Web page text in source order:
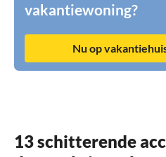
vakantiewoning?
Nu op
13 schitterende